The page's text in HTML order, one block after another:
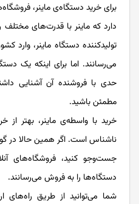
برای خرید دستگاه‌ی ماینر،
دارد که ماینر با قدرت‌های
تولیدکننده دستگاه ماینر،
می‌رسانند. اما برای اینکه یک
حدی با فروشنده آن آشنایی
مطمئن باشید.
خرید با واسطه‌ی ماینر، بهتر از
ناشناس است. اگر همین حالا در
جست‌وجو کنید، فروشگاه‌های
دستگاه‌ها را به فروش می‌رسانند.
شما می‌توانید از طریق راه‌های